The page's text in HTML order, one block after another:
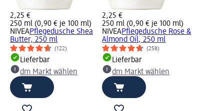
2,25 €
250 ml (0,90 € je 100 ml)
NIVEAPflegedusche Shea
Butter, 250 ml
(122)
Lieferbar
dm Markt wählen
2,25 €
250 ml (0,90 € je 100 ml)
NIVEAPflegedusche Rose &
Almond Oil, 250 ml
(258)
Lieferbar
dm Markt wählen